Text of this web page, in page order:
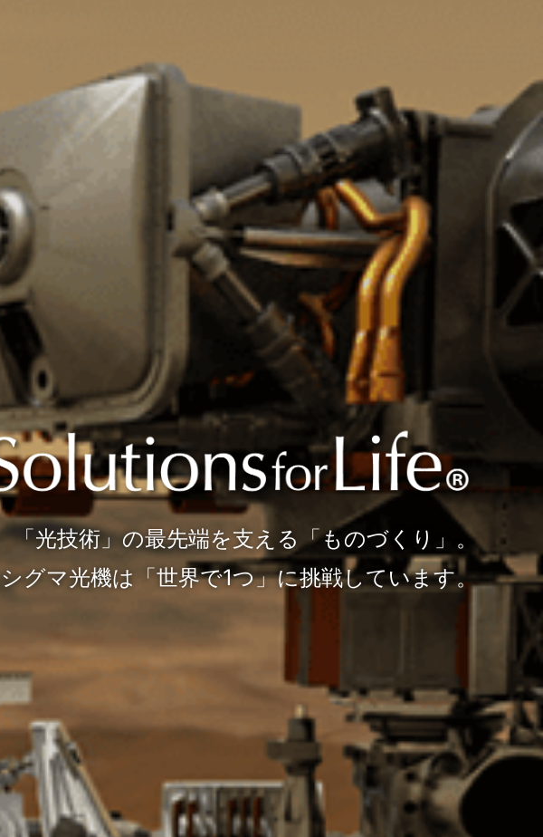
「光技術」の最先端を支える「ものづくり」。
シグマ光機は「世界で1つ」に挑戦しています。
研究開発から生産設備まで、
シグマ光機は「光」で解決する企業です。